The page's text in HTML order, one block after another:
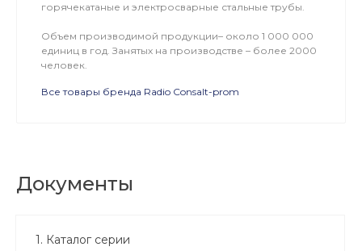
горячекатаные и электросварные стальные трубы.
Объем производимой продукции– около 1 000 000
единиц в год. Занятых на производстве – более 2000
человек.
Все товары бренда Radio Consalt-prom
Документы
1. Каталог серии